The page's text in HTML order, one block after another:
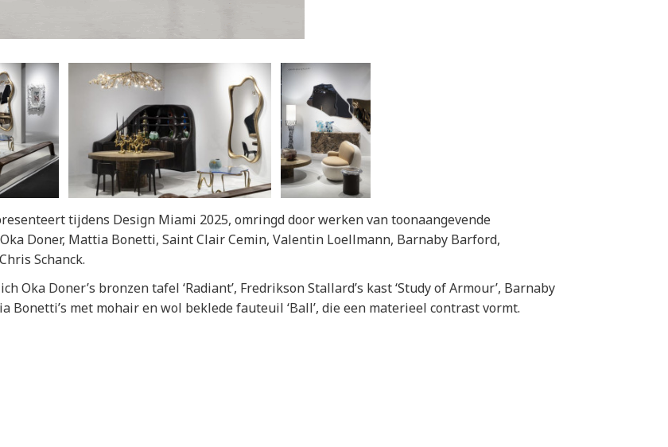
tijdens Design Miami 2025, omringd door werken van toonaangevende
Doner, Mattia Bonetti, Saint Clair Cemin, Valentin Loellmann, Barnaby Barford,
Schanck.
Oka Doner’s bronzen tafel ‘Radiant’, Fredrikson Stallard’s kast ‘Study of Armour’, Barnaby
Bonetti’s met mohair en wol beklede fauteuil ‘Ball’, die een materieel contrast vormt.